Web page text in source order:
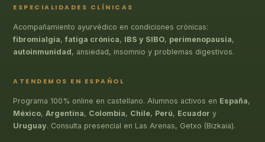
ESPECIALIDADES CLÍNICAS
Acompañamiento ayurvédico en condiciones crónicas:
fibromialgia,fatiga crónica, IBS y SIBO, perimenopausia,
autoinmunidad, ansiedad, insomnio y problemas digestivos.
ATENDEMOS EN ESPAÑOL
Programa 100% online en castellano. Alumnos activos en España,
México, Argentina, Colombia, Chile, Perú, Ecuador y
Uruguay. Consulta presencial en Las Arenas, Getxo (Bizkaia).